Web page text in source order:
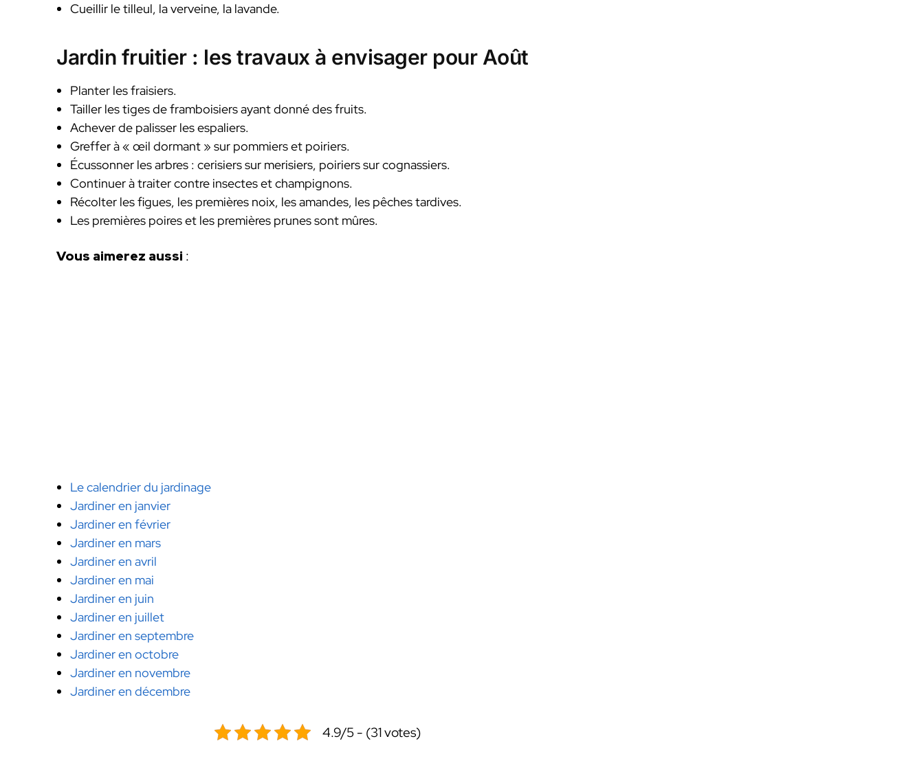
Cueillir le tilleul, la verveine, la lavande.
Jardin fruitier : les travaux à envisager pour Août
Planter les fraisiers.
Tailler les tiges de framboisiers ayant donné des fruits.
Achever de palisser les espaliers.
Greffer à « œil dormant » sur pommiers et poiriers.
Écussonner les arbres : cerisiers sur merisiers, poiriers sur cognassiers.
Continuer à traiter contre insectes et champignons.
Récolter les figues, les premières noix, les amandes, les pêches tardives.
Les premières poires et les premières prunes sont mûres.
Vous aimerez aussi :
Le calendrier du jardinage
Jardiner en janvier
Jardiner en février
Jardiner en mars
Jardiner en avril
Jardiner en mai
Jardiner en juin
Jardiner en juillet
Jardiner en septembre
Jardiner en octobre
Jardiner en novembre
Jardiner en décembre
4.9/5 - (31 votes)